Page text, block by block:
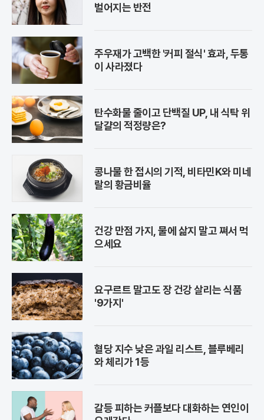
벌어지는 반전
주우재가 고백한 '커피 절식' 효과, 두통
이 사라졌다
탄수화물 줄이고 단백질 UP, 내 식탁 위
달걀의 적정량은?
콩나물 한 접시의 기적, 비타민K와 미네
랄의 황금비율
건강 만점 가지, 물에 삶지 말고 쪄서 먹
으세요
요구르트 말고도 장 건강 살리는 식품
'9가지'
혈당 지수 낮은 과일 리스트, 블루베리
와 체리가 1등
갈등 피하는 커플보다 대화하는 연인이